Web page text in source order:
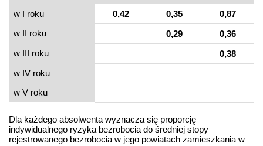
w I roku
0,42 0,35
0,87
w II roku
0,29
0,36
w III roku
0,38
w IV roku
w V roku
Dla każdego absolwenta wyznacza się proporcję
indywidualnego ryzyka bezrobocia do średniej stopy
rejestrowanego bezrobocia w jego powiatach zamieszkania w